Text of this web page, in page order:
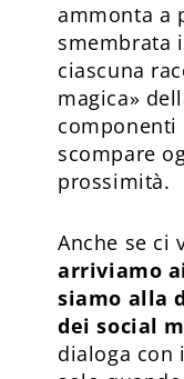
ammonta a
smembrata
ciascuna
magica»
componenti
scompare
prossimità.
Anche se ci
arriviamo
siamo alla
dei social
dialoga con